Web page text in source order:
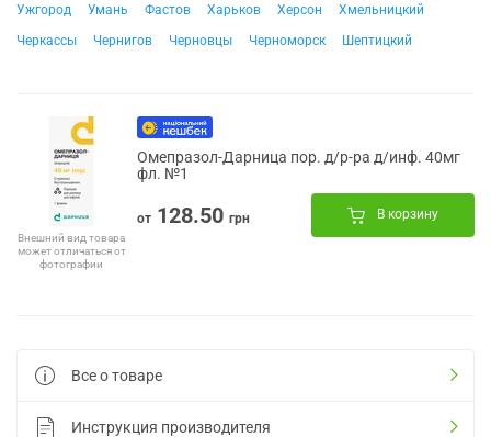
Ужгород
Умань Фастов Харьков Херсон
Хмельницкий
Черкассы
Чернигов Черновцы Черноморск Шептицкий
Внешний вид товара
может отличаться от
фотографии
Омепразол-Дарница пор. д/р-ра д/инф. 40мг
фл. №1
от 128.50 грн В корзину
Все о товаре
Инструкция производителя